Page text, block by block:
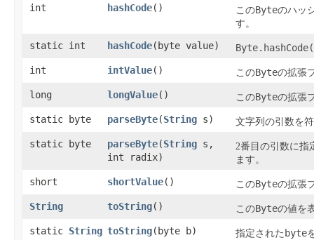
int hashCode​() このByteのハッ
す。
static int hashCode​(byte value)
int
intValue​() このByteの拡張
long longValue​() このByteの拡張
static byte parseByte​(String s) 文字列の引数を
static byte parseByte​(String s,
int radix)
2番目の引数に指
ます。
short shortValue​() このByteの拡張
String toString​() このByteの値を
static String toString​(byte b) 指定された byte